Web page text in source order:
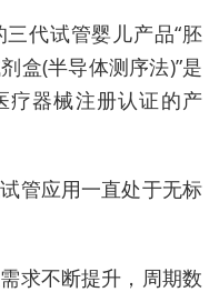
代试管婴儿产品“胚
盒(半导体测序法)”是
疗器械注册认证的产
管应用一直处于无标
求不断提升，周期数